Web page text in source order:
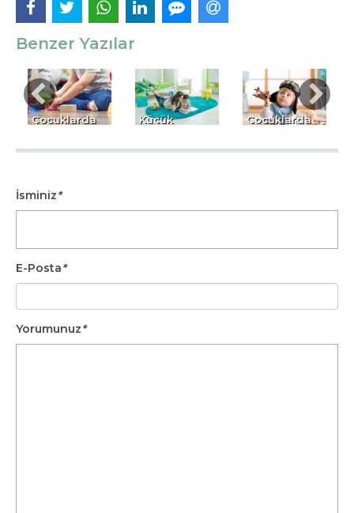
Benzer Yazılar
Çocuklarda
Küçük
Çocuklarda
İsminiz*
E-Posta*
Yorumunuz*